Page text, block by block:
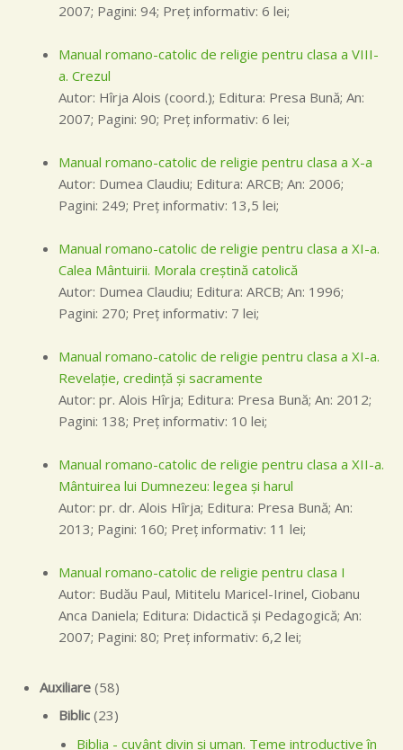
2007; Pagini: 94; Preţ informativ: 6 lei;
Manual romano-catolic de religie pentru clasa a VIII-
a. Crezul
Autor: Hîrja Alois (coord.); Editura: Presa Bună; An:
2007; Pagini: 90; Preţ informativ: 6 lei;
Manual romano-catolic de religie pentru clasa a X-a
Autor: Dumea Claudiu; Editura: ARCB; An: 2006;
Pagini: 249; Preţ informativ: 13,5 lei;
Manual romano-catolic de religie pentru clasa a XI-a.
Calea Mântuirii. Morala creştină catolică
Autor: Dumea Claudiu; Editura: ARCB; An: 1996;
Pagini: 270; Preţ informativ: 7 lei;
Manual romano-catolic de religie pentru clasa a XI-a.
Revelaţie, credinţă şi sacramente
Autor: pr. Alois Hîrja; Editura: Presa Bună; An: 2012;
Pagini: 138; Preţ informativ: 10 lei;
Manual romano-catolic de religie pentru clasa a XII-a.
Mântuirea lui Dumnezeu: legea şi harul
Autor: pr. dr. Alois Hîrja; Editura: Presa Bună; An:
2013; Pagini: 160; Preţ informativ: 11 lei;
Manual romano-catolic de religie pentru clasa I
Autor: Budău Paul, Mititelu Maricel-Irinel, Ciobanu
Anca Daniela; Editura: Didactică şi Pedagogică; An:
2007; Pagini: 80; Preţ informativ: 6,2 lei;
Auxiliare (58)
Biblic(23)
Biblia - cuvânt divin şi uman. Teme introductive în